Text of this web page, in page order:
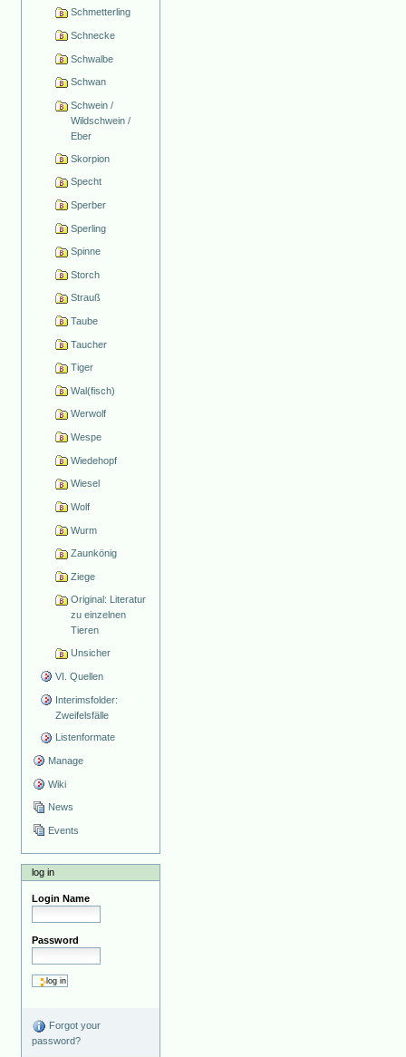
Schmetterling
Schnecke
Schwalbe
Schwan
Schwein /
Wildschwein /
Eber
Skorpion
Specht
Sperber
Sperling
Spinne
Storch
Strauß
Taube
Taucher
Tiger
Wal(fisch)
Werwolf
Wespe
Wiedehopf
Wiesel
Wolf
Wurm
Zaunkönig
Ziege
Original: Literatur
zu einzelnen
Tieren
Unsicher
VI. Quellen
Interimsfolder:
Zweifelsfälle
Listenformate
Manage
Wiki
News
Events
log in
Login Name
Password
Forgot your
password?